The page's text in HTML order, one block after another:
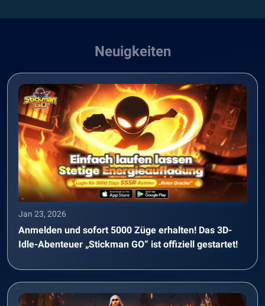
Neuigkeiten
Jan 23, 2026
Anmelden und sofort 5000 Züge erhalten! Das 3D-
Idle-Abenteuer „Stickman GO“ ist offiziell gestartet!